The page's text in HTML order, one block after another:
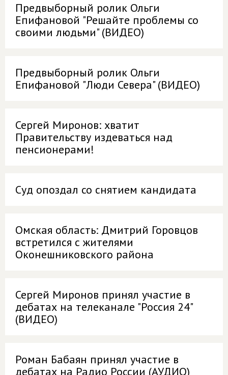
Предвыборный ролик Ольги
Епифановой "Решайте проблемы со
своими людьми" (ВИДЕО)
Предвыборный ролик Ольги
Епифановой "Люди Севера" (ВИДЕО)
Сергей Миронов: хватит
Правительству издеваться над
пенсионерами!
Суд опоздал со снятием кандидата
Омская область: Дмитрий Горовцов
встретился с жителями
Оконешниковского района
Сергей Миронов принял участие в
дебатах на телеканале "Россия 24"
(ВИДЕО)
Роман Бабаян принял участие в
дебатах на Радио России (АУДИО)